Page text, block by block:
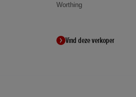
Worthing
Vind deze verkoper